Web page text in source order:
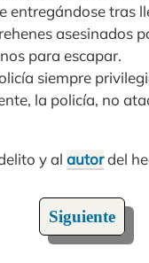
entregándose tras
asesinados
para escapar.
siempre
la policía, no
y al autordel
Siguiente